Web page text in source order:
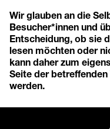
Wir glauben an die
Besucher*innen und
Entscheidung, ob sie
lesen möchten oder
kann daher zum
Seite der
werden.